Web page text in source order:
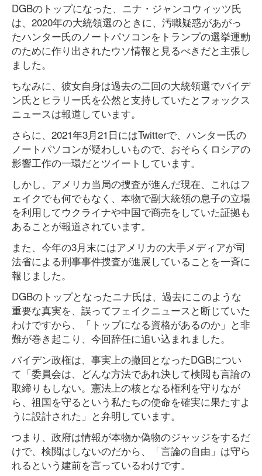
DGBのトップになった、ニナ・ジャンコウィッツ氏
は、2020年の大統領選のときに、汚職疑惑があがっ
たハンター氏のノートパソコンをトランプの選挙運動
のために作り出されたウソ情報と見るべきだと主張し
ました。
ちなみに、彼女自身は過去の二回の大統領選でバイデ
ン氏とヒラリー氏を公然と支持していたとフォックス
ニュースは報道しています。
さらに、2021年3月21日にはTwitterで、ハンター氏の
ノートパソコンが疑わしいもので、おそらくロシアの
影響工作の一環だとツイートしています。
しかし、アメリカ当局の捜査が進んだ現在、これはフ
ェイクでも何でもなく、本物で副大統領の息子の立場
を利用してウクライナや中国で商売をしていた証拠も
あることが報道されています。
また、今年の3月末にはアメリカの大手メディアが司
法省による刑事事件捜査が進展していることを一斉に
報じました。
DGBのトップとなったニナ氏は、過去にこのような
重要な真実を、誤ってフェイクニュースと断じていた
わけですから、「トップになる資格があるのか」と非
難が巻き起こり、今回辞任に追い込まれました。
バイデン政権は、事実上の撤回となったDGBについ
て「委員会は、どんな方法であれ決して検閲も言論の
取締りもしない。憲法上の核となる権利を守りなが
ら、祖国を守るという私たちの使命を確実に果たすよ
うに設計された」と弁明しています。
つまり、政府は情報が本物か偽物のジャッジをするだ
けで、検閲はしないのだから、「言論の自由」は守ら
れるという建前を言っているわけです。